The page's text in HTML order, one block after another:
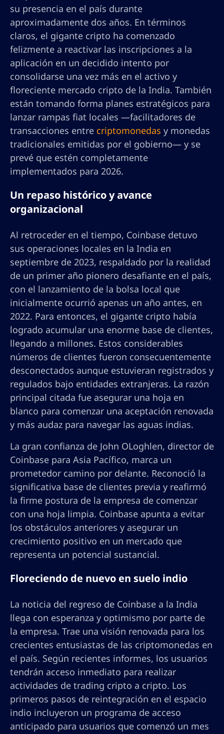
su presencia en el país durante
aproximadamente dos años. En términos
claros, el gigante cripto ha comenzado
felizmente a reactivar las inscripciones a la
aplicación en un decidido intento por
consolidarse una vez más en el activo y
floreciente mercado cripto de la India. También
están tomando forma planes estratégicos para
lanzar rampas fiat locales —facilitadores de
transacciones entre criptomonedas y monedas
tradicionales emitidas por el gobierno— y se
prevé que estén completamente
implementados para 2026.
Un repaso histórico y avance
organizacional
Al retroceder en el tiempo, Coinbase detuvo
sus operaciones locales en la India en
septiembre de 2023, respaldado por la realidad
de un primer año pionero desafiante en el país,
con el lanzamiento de la bolsa local que
inicialmente ocurrió apenas un año antes, en
2022. Para entonces, el gigante cripto había
logrado acumular una enorme base de clientes,
llegando a millones. Estos considerables
números de clientes fueron consecuentemente
desconectados aunque estuvieran registrados y
regulados bajo entidades extranjeras. La razón
principal citada fue asegurar una hoja en
blanco para comenzar una aceptación renovada
y más audaz para navegar las aguas indias.
La gran confianza de John OLoghlen, director de
Coinbase para Asia Pacífico, marca un
prometedor camino por delante. Reconoció la
significativa base de clientes previa y reafirmó
la firme postura de la empresa de comenzar
con una hoja limpia. Coinbase apunta a evitar
los obstáculos anteriores y asegurar un
crecimiento positivo en un mercado que
representa un potencial sustancial.
Floreciendo de nuevo en suelo indio
La noticia del regreso de Coinbase a la India
llega con esperanza y optimismo por parte de
la empresa. Trae una visión renovada para los
crecientes entusiastas de las criptomonedas en
el país. Según recientes informes, los usuarios
tendrán acceso inmediato para realizar
actividades de trading cripto a cripto. Los
primeros pasos de reintegración en el espacio
indio incluyeron un programa de acceso
anticipado para usuarios que comenzó un mes